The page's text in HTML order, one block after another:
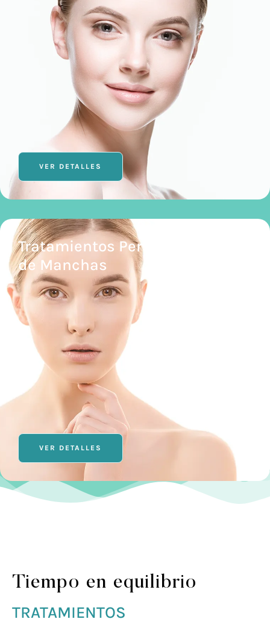
VER DETALLES
Tratamientos Personalizados
de Manchas
VER DETALLES
Tiempo en equilibrio
TRATAMIENTOS